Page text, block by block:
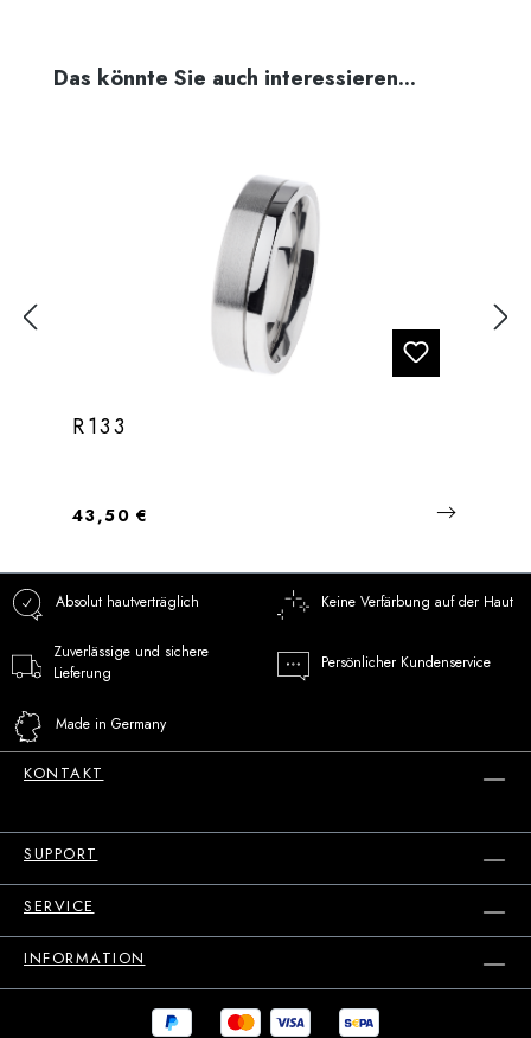
Produktgalerie überspringen
Das könnte Sie auch interessieren...
R133
Regulärer Preis:
43,50 €
Absolut hautverträglich Keine Verfärbung auf der Haut
Zuverlässige und sichere
Lieferung
Persönlicher Kundenservice
Made in Germany
KONTAKT
SUPPORT
SERVICE
INFORMATION